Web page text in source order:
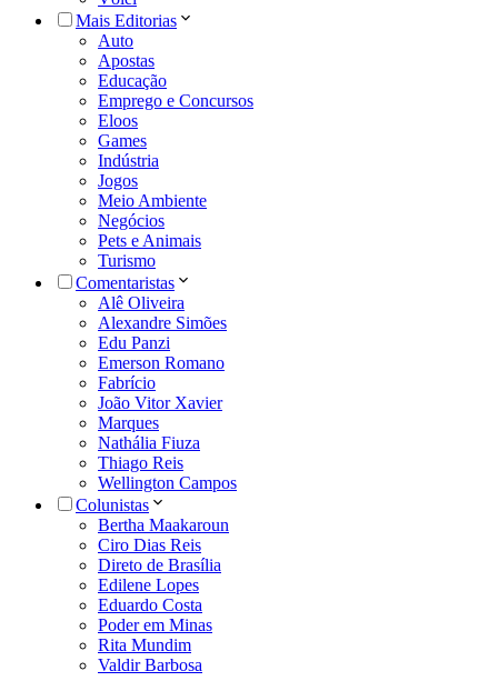
Mais Editorias
Auto
Apostas
Educação
Emprego e Concursos
Eloos
Games
Indústria
Jogos
Meio Ambiente
Negócios
Pets e Animais
Turismo
Comentaristas
Alê Oliveira
Alexandre Simões
Edu Panzi
Emerson Romano
Fabrício
João Vitor Xavier
Marques
Nathália Fiuza
Thiago Reis
Wellington Campos
Colunistas
Bertha Maakaroun
Ciro Dias Reis
Direto de Brasília
Edilene Lopes
Eduardo Costa
Poder em Minas
Rita Mundim
Valdir Barbosa